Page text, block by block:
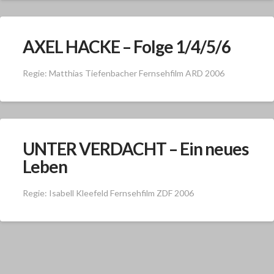
AXEL HACKE – Folge 1/4/5/6
Regie: Matthias Tiefenbacher Fernsehfilm ARD 2006
UNTER VERDACHT – Ein neues
Leben
Regie: Isabell Kleefeld Fernsehfilm ZDF 2006